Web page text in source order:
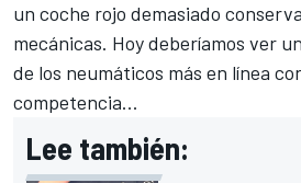
un coche rojo demasiado
mecánicas. Hoy deberíamos ver
de los neumáticos más en línea
competencia...
Lee también: